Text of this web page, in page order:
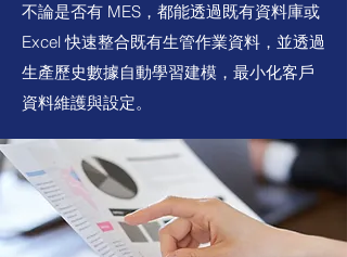
不論是否有 MES，都能透過既有資料庫或
Excel 快速整合既有生管作業資料，並透過
生產歷史數據自動學習建模，最小化客戶
資料維護與設定。